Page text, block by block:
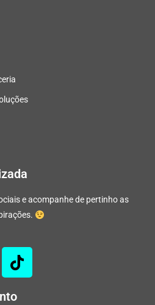
e acompanhe de pertinho as